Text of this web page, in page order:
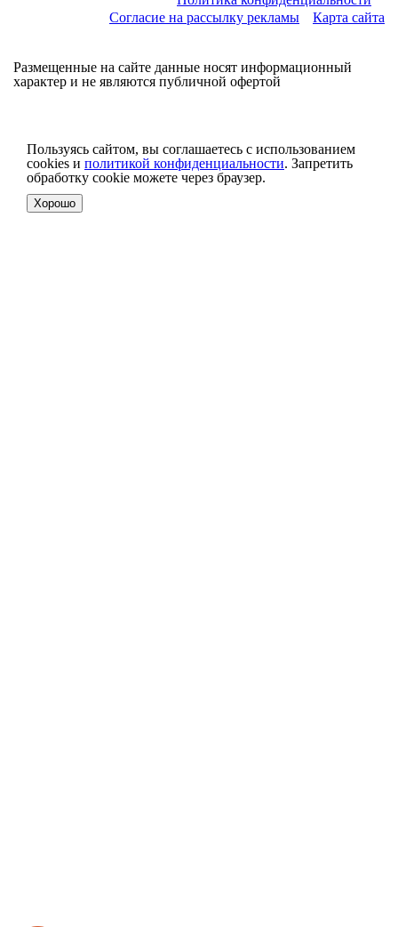
Согласие на рассылку рекламы
Карта сайта
Размещенные на сайте данные носят информационный
характер и не являются публичной офертой
Пользуясь сайтом, вы соглашаетесь с использованием
cookies и политикой конфиденциальности. Запретить
обработку cookie можете через браузер.
Хорошо